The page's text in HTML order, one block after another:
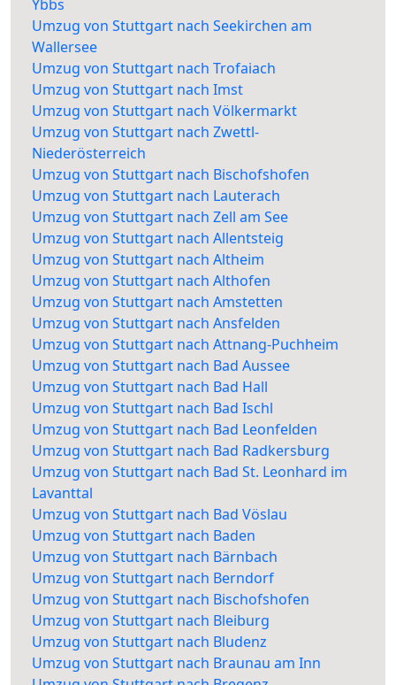
Ybbs
Umzug von Stuttgart nach Seekirchen am
Wallersee
Umzug von Stuttgart nach Trofaiach
Umzug von Stuttgart nach Imst
Umzug von Stuttgart nach Völkermarkt
Umzug von Stuttgart nach Zwettl-
Niederösterreich
Umzug von Stuttgart nach Bischofshofen
Umzug von Stuttgart nach Lauterach
Umzug von Stuttgart nach Zell am See
Umzug von Stuttgart nach Allentsteig
Umzug von Stuttgart nach Altheim
Umzug von Stuttgart nach Althofen
Umzug von Stuttgart nach Amstetten
Umzug von Stuttgart nach Ansfelden
Umzug von Stuttgart nach Attnang-Puchheim
Umzug von Stuttgart nach Bad Aussee
Umzug von Stuttgart nach Bad Hall
Umzug von Stuttgart nach Bad Ischl
Umzug von Stuttgart nach Bad Leonfelden
Umzug von Stuttgart nach Bad Radkersburg
Umzug von Stuttgart nach Bad St. Leonhard im
Lavanttal
Umzug von Stuttgart nach Bad Vöslau
Umzug von Stuttgart nach Baden
Umzug von Stuttgart nach Bärnbach
Umzug von Stuttgart nach Berndorf
Umzug von Stuttgart nach Bischofshofen
Umzug von Stuttgart nach Bleiburg
Umzug von Stuttgart nach Bludenz
Umzug von Stuttgart nach Braunau am Inn